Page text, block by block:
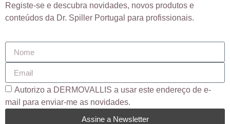
Registe-se e descubra novidades, novos produtos e
conteúdos da Dr. Spiller Portugal para profissionais.
Autorizo ​​a DERMOVALLIS a usar este endereço de e-
mail para enviar-me as novidades.
Assine a Newsletter